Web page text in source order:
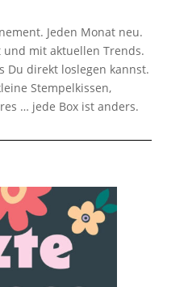
Jeden Monat neu.
und mit aktuellen Trends.
Du direkt loslegen kannst.
Stempelkissen,
… jede Box ist anders.